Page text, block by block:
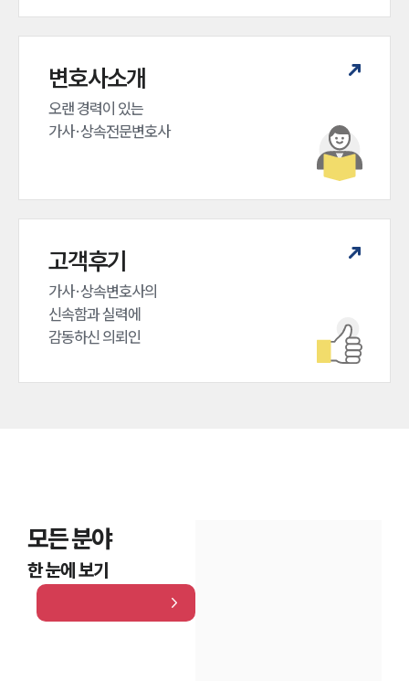
변호사소개
오랜 경력이 있는
가사·상속전문변호사
고객후기
가사·상속변호사의
신속함과 실력에
감동하신 의뢰인
모든 분야
한 눈에 보기